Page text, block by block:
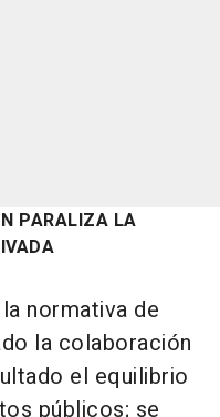
PARALIZA LA
normativa de
la colaboración
el equilibrio
públicos; se